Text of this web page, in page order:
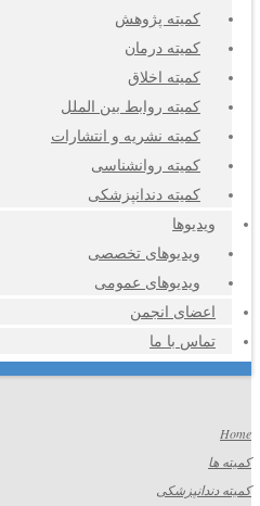
کمیته پژوهش
کمیته درمان
کمیته اخلاق
کمیته روابط بین الملل
کمیته نشریه و انتشارات
کمیته روانشناسی
کمیته دندانپزشکی
ویدیوها
ویدیوهای تخصصی
ویدیوهای عمومی
اعضای انجمن
تماس با ما
Home
کمیته ها
کمیته دندانپزشکی